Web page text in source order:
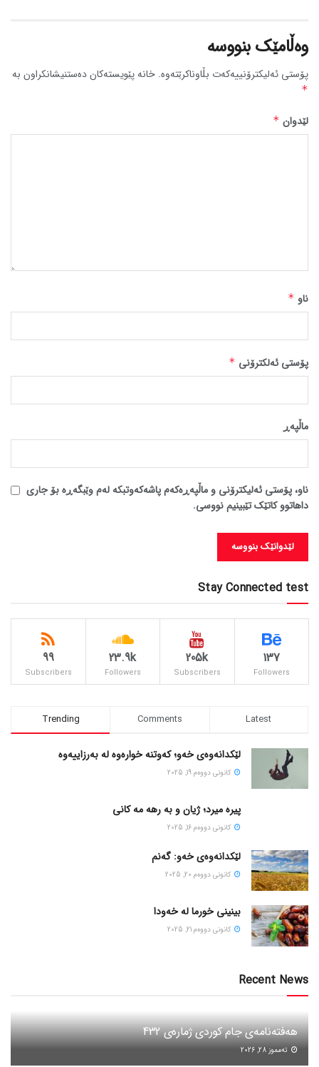
وەڵامێک بنووسە
پۆستی ئەلیکترۆنییەکەت بڵاوناکرێتەوە. خانە پێویستەکان دەستنیشانکراون بە
*
لێدوان *
ناو *
پۆستی ئەلکترۆنی *
ماڵپه‌ڕ
ناو، پۆستی ئەلیکترۆنی و ماڵپەڕەکەم پاشەکەوتبکە لەم وێبگەڕە بۆ جاری
داهاتوو کاتێک تێبینیم نووسی.
Stay Connected test
137
Followers
205k
Subscribers
23.9k
Followers
99
Subscribers
Trending Comments Latest
لێکدانەوەی خەو؛ کەوتنە خوارەوە لە بەرزاییەوە
كانونی دووه‌م 19, 2025
پیره میرد؛ ژیان و به رهه مه کانی
كانونی دووه‌م 16, 2025
لێکدانەوەی خەو: گەنم
كانونی دووه‌م 20, 2025
بینینی خورما لە خەودا
كانونی دووه‌م 21, 2025
Recent News
هەفتەنامەی جام کوردی ژمارەی 432
ته‌مموز 28, 2026